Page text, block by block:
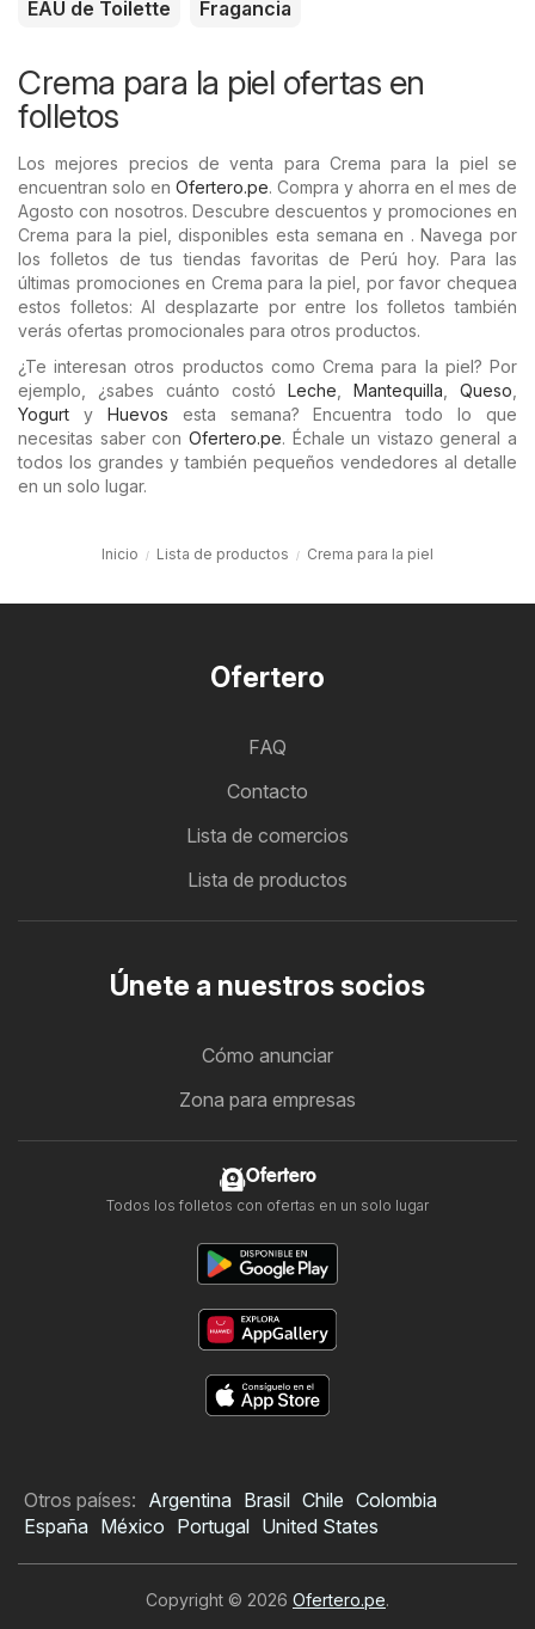
EAU de Toilette
Fragancia
Crema para la piel ofertas en
folletos
Los mejores precios de venta para Crema para la piel se
encuentran solo en Ofertero.pe. Compra y ahorra en el mes de
Agosto con nosotros. Descubre descuentos y promociones en
Crema para la piel, disponibles esta semana en . Navega por
los folletos de tus tiendas favoritas de Perú hoy. Para las
últimas promociones en Crema para la piel, por favor chequea
estos folletos: Al desplazarte por entre los folletos también
verás ofertas promocionales para otros productos.
¿Te interesan otros productos como Crema para la piel? Por
ejemplo, ¿sabes cuánto costó Leche Mantequilla Queso
Yogurt y Huevos esta semana? Encuentra todo lo que
necesitas saber con Ofertero.pe. Échale un vistazo general a
todos los grandes y también pequeños vendedores al detalle
en un solo lugar.
Inicio Lista de productos Crema para la piel
Ofertero
FAQ
Contacto
Lista de comercios
Lista de productos
Únete a nuestros socios
Cómo anunciar
Zona para empresas
Ofertero
Todos los folletos con ofertas en un solo lugar
Otros países: Argentina Brasil Chile Colombia
España México Portugal United States
Copyright © 2026 Ofertero.pe.